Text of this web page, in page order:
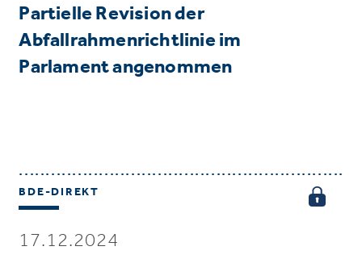
Partielle Revision der
Abfallrahmenrichtlinie im
Parlament angenommen
BDE-DIREKT
17.12.2024